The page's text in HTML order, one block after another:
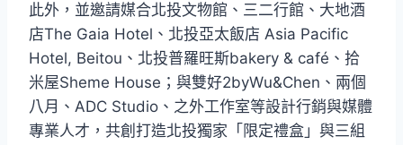
此外，並邀請媒合北投文物館、三二行館、大地酒
店The Gaia Hotel、北投亞太飯店 Asia Pacific
Hotel, Beitou、北投普羅旺斯bakery & café、拾
米屋Sheme House；與雙好2byWu&Chen、兩個
八月、ADC Studio、之外工作室等設計行銷與媒體
專業人才，共創打造北投獨家「限定禮盒」與三組